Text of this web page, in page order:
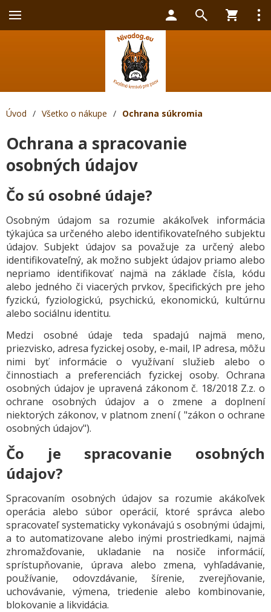
Úvod / Všetko o nákupe / Ochrana súkromia
Ochrana a spracovanie
osobných údajov
Čo sú osobné údaje?
Osobným údajom sa rozumie akákoľvek informácia
týkajúca sa určeného alebo identifikovateľného subjektu
údajov. Subjekt údajov sa považuje za určený alebo
identifikovateľný, ak možno subjekt údajov priamo alebo
nepriamo identifikovať najmä na základe čísla, kódu
alebo jedného či viacerých prvkov, špecifických pre jeho
fyzickú, fyziologickú, psychickú, ekonomickú, kultúrnu
alebo sociálnu identitu.
Medzi osobné údaje teda spadajú najmä meno,
priezvisko, adresa fyzickej osoby, e-mail, IP adresa, môžu
nimi byť informácie o využívaní služieb alebo o
činnostiach a preferenciách fyzickej osoby. Ochrana
osobných údajov je upravená zákonom č. 18/2018 Z.z. o
ochrane osobných údajov a o zmene a doplnení
niektorých zákonov, v platnom znení ( "zákon o ochrane
osobných údajov").
Čo je spracovanie osobných
údajov?
Spracovaním osobných údajov sa rozumie akákoľvek
operácia alebo súbor operácií, ktoré správca alebo
spracovateľ systematicky vykonávajú s osobnými údajmi,
a to automatizovane alebo inými prostriedkami, najmä
zhromažďovanie, ukladanie na nosiče informácií,
sprístupňovanie, úprava alebo zmena, vyhľadávanie,
používanie, odovzdávanie, šírenie, zverejňovanie,
uchovávanie, výmena, triedenie alebo kombinovanie,
blokovanie a likvidácia.